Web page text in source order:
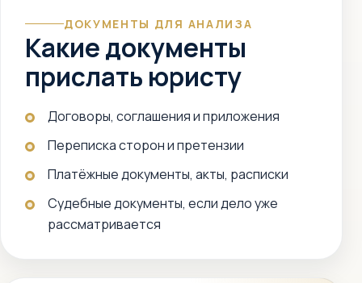
ДОКУМЕНТЫ ДЛЯ АНАЛИЗА
Какие документы
прислать юристу
Договоры, соглашения и приложения
Переписка сторон и претензии
Платёжные документы, акты, расписки
Судебные документы, если дело уже
рассматривается